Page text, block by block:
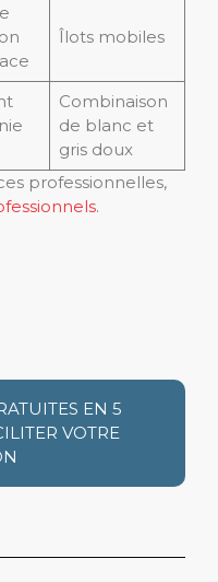
Îlots mobiles
Combinaison
de blanc et
gris doux
professionnelles,
.
EN 5
VOTRE